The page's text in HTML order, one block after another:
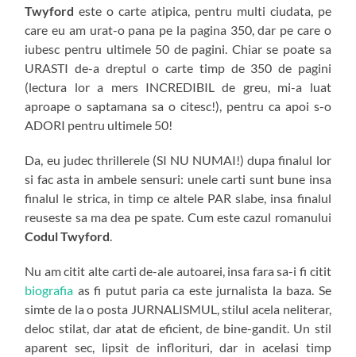
Twyford este o carte atipica, pentru multi ciudata, pe
care eu am urat-o pana pe la pagina 350, dar pe care o
iubesc pentru ultimele 50 de pagini. Chiar se poate sa
URASTI de-a dreptul o carte timp de 350 de pagini
(lectura lor a mers INCREDIBIL de greu, mi-a luat
aproape o saptamana sa o citesc!), pentru ca apoi s-o
ADORI pentru ultimele 50!
Da, eu judec thrillerele (SI NU NUMAI!) dupa finalul lor
si fac asta in ambele sensuri: unele carti sunt bune insa
finalul le strica, in timp ce altele PAR slabe, insa finalul
reuseste sa ma dea pe spate. Cum este cazul romanului
Codul Twyford.
Nu am citit alte carti de-ale autoarei, insa fara sa-i fi citit
biografia as fi putut paria ca este jurnalista la baza. Se
simte de la o posta JURNALISMUL, stilul acela neliterar,
deloc stilat, dar atat de eficient, de bine-gandit. Un stil
aparent sec, lipsit de inflorituri, dar in acelasi timp